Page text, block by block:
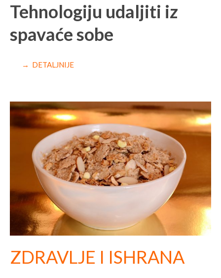
Tehnologiju udaljiti iz
spavaće sobe
→ DETALJNIJE
ZDRAVLJE I ISHRANA